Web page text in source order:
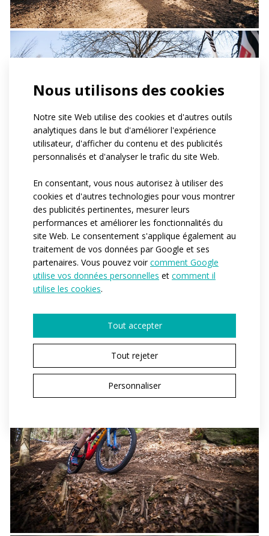
Nous utilisons des cookies
Notre site Web utilise des cookies et d'autres outils
analytiques dans le but d'améliorer l'expérience
utilisateur, d'afficher du contenu et des publicités
personnalisés et d'analyser le trafic du site Web.
En consentant, vous nous autorisez à utiliser des
cookies et d'autres technologies pour vous montrer
des publicités pertinentes, mesurer leurs
performances et améliorer les fonctionnalités du
site Web. Le consentement s'applique également au
traitement de vos données par Google et ses
partenaires. Vous pouvez voircomment Google
utilise vos données personnelles et comment il
utilise les cookies.
Tout accepter
Tout rejeter
Personnaliser